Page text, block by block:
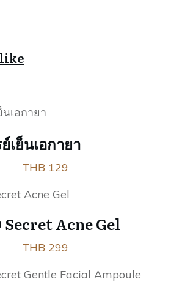
เย็นเอกายา
THB 129
Secret Acne Gel
THB 299